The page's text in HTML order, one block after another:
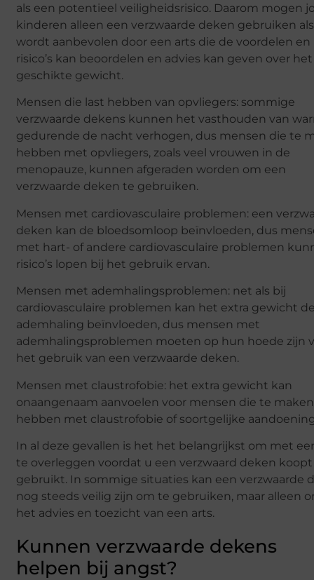
als een potentieel veiligheidsrisico. Daarom mogen
kinderen alleen een verzwaarde deken gebruiken
wordt aanbevolen door een arts die de voordelen en
risico’s kan beoordelen en advies kan geven over het
geschikte gewicht.
Mensen die last hebben van opvliegers: sommige
verzwaarde dekens kunnen het vasthouden van
gedurende de nacht verhogen, dus mensen die te
hebben met opvliegers, zoals veel vrouwen in de
menopauze, kunnen afgeraden worden om een
verzwaarde deken te gebruiken.
Mensen met cardiovasculaire problemen: een
deken kan de bloedsomloop beïnvloeden, dus
met hart- of andere cardiovasculaire problemen
risico’s lopen bij het gebruik ervan.
Mensen met ademhalingsproblemen: net als bij
cardiovasculaire problemen kan het extra gewicht
ademhaling beïnvloeden, dus mensen met
ademhalingsproblemen moeten op hun hoede zijn
het gebruik van een verzwaarde deken.
Mensen met claustrofobie: het extra gewicht kan
onaangenaam aanvoelen voor mensen die te maken
hebben met claustrofobie of soortgelijke
In al deze gevallen is het het belangrijkst om met
te overleggen voordat u een verzwaard deken
gebruikt. In sommige situaties kan een verzwaarde
nog steeds veilig zijn om te gebruiken, maar alleen
het advies en toezicht van een arts.
Kunnen verzwaarde dekens
helpen bij angst?